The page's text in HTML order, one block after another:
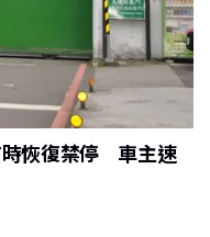
時恢復禁停 車主速